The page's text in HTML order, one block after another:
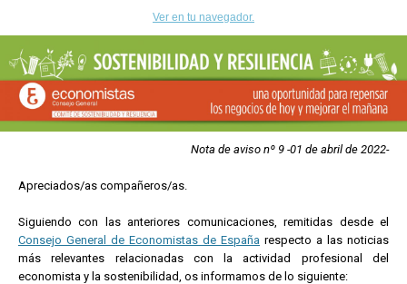
Ver en tu navegador.
Nota de aviso nº 9 -01 de abril de 2022-
Apreciados/as compañeros/as.
Siguiendo con las anteriores comunicaciones, remitidas desde el
Consejo General de Economistas de España respecto a las noticias
más relevantes relacionadas con la actividad profesional del
economista y la sostenibilidad, os informamos de lo siguiente: